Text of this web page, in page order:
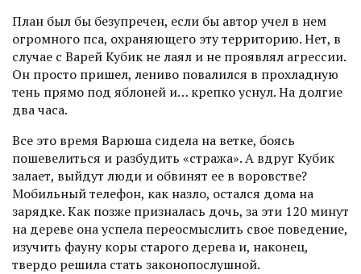
План был бы безупречен, если бы автор учел в нем
огромного пса, охраняющего эту территорию. Нет, в
случае с Варей Кубик не лаял и не проявлял агрессии.
Он просто пришел, лениво повалился в прохладную
тень прямо под яблоней и… крепко уснул. На долгие
два часа.
Все это время Варюша сидела на ветке, боясь
пошевелиться и разбудить «стража». А вдруг Кубик
залает, выйдут люди и обвинят ее в воровстве?
Мобильный телефон, как назло, остался дома на
зарядке. Как позже призналась дочь, за эти 120 минут
на дереве она успела переосмыслить свое поведение,
изучить фауну коры старого дерева и, наконец,
твердо решила стать законопослушной.